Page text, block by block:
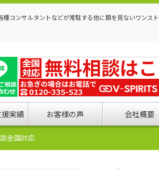
コンサルタントなどが常駐する他に類を見ないワンス
実績 お客様の声 会社概要
全国対応